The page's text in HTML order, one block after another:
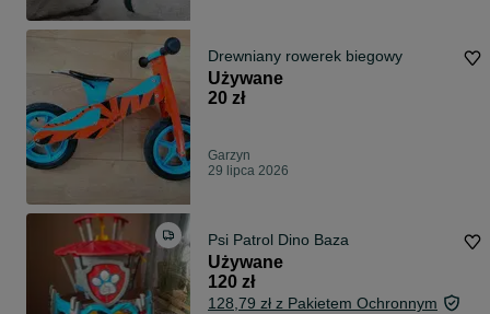
Drewniany rowerek biegowy
Używane
20 zł
Garzyn
29 lipca 2026
Psi Patrol Dino Baza
Używane
120 zł
128,79 zł z Pakietem Ochronnym